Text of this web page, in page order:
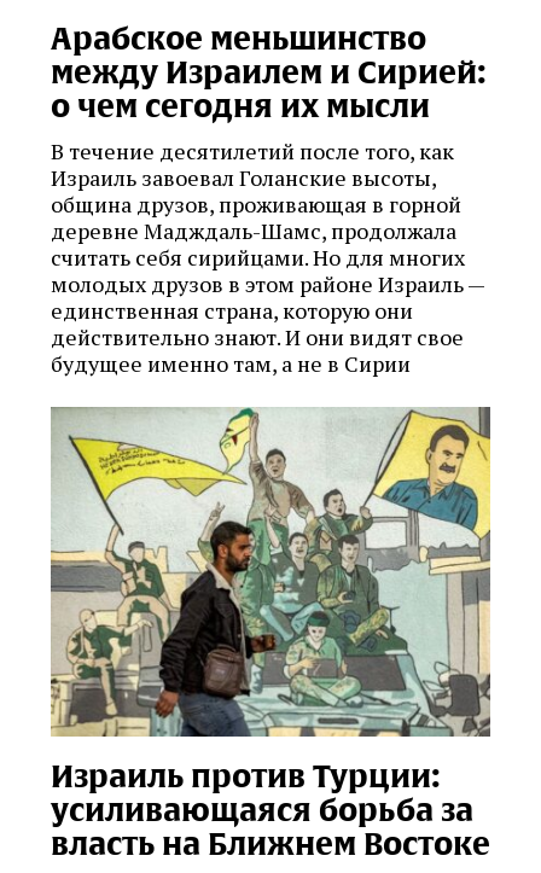
Арабское меньшинство
между Израилем и Сирией:
о чем сегодня их мысли
В течение десятилетий после того, как
Израиль завоевал Голанские высоты,
община друзов, проживающая в горной
деревне Мадждаль-Шамс, продолжала
считать себя сирийцами. Но для многих
молодых друзов в этом районе Израиль —
единственная страна, которую они
действительно знают. И они видят свое
будущее именно там, а не в Сирии
Израиль против Турции:
усиливающаяся борьба за
власть на Ближнем Востоке